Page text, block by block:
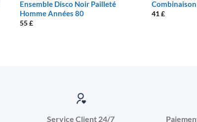
Ensemble Disco Noir Pailleté
Homme Années 80
55£
41£
Service Client 24/7